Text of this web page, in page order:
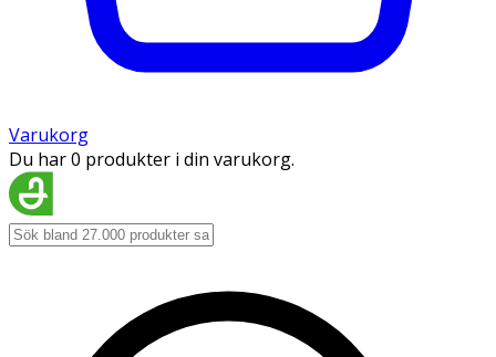
Varukorg
Du har 0 produkter i din varukorg.